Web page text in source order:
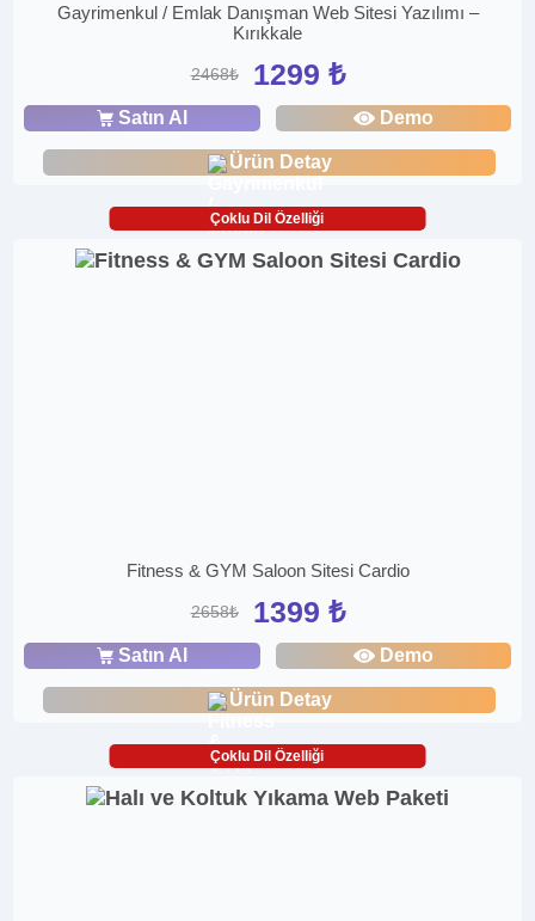
Gayrimenkul / Emlak Danışman Web Sitesi Yazılımı –
Kırıkkale
2468₺ 1299 ₺
Satın Al Demo
Ürün Detay
Çoklu Dil Özelliği
Fitness & GYM Saloon Sitesi Cardio
2658₺ 1399 ₺
Satın Al Demo
Ürün Detay
Çoklu Dil Özelliği